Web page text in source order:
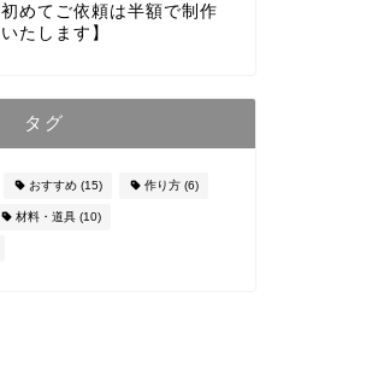
初めてご依頼は半額で制作
いたします】
タグ
おすすめ(15) 作り方(6)
材料・道具(10)